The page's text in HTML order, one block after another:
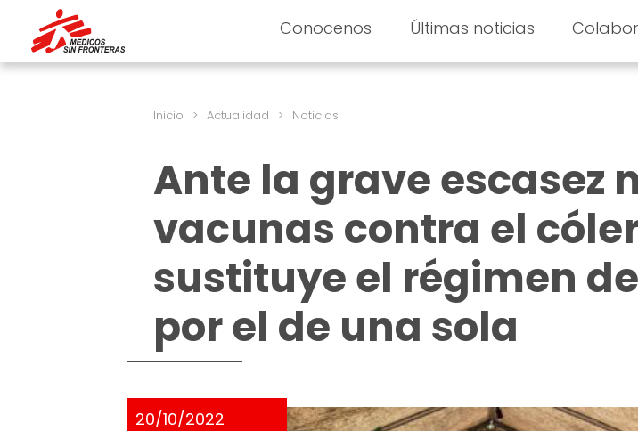
Conocenos Últimas noticias
Inicio > Actualidad > Noticias
Ante la grave escasez
vacunas contra el
sustituye el régimen
por el de una sola
20/10/2022